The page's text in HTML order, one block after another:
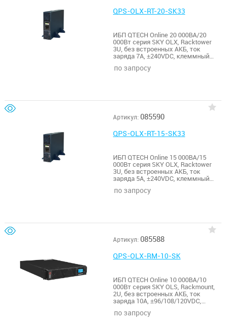
QPS-OLX-RT-20-SK33
ИБП QTECH Online 20 000ВА/20
000Вт серия SKY OLX, Racktower
3U, без встроенных АКБ, ток
заряда 7А, ±240VDC, клеммный
по запросу
Артикул: 085590
QPS-OLX-RT-15-SK33
ИБП QTECH Online 15 000ВА/15
000Вт серия SKY OLX, Racktower
3U, без встроенных АКБ, ток
заряда 5А, ±240VDC, клеммный
по запросу
Артикул: 085588
QPS-OLX-RM-10-SK
ИБП QTECH Online 10 000ВА/10
000Вт серия SKY OLS, Rackmount,
2U, без встроенных АКБ, ток
заряда 10А, ±96/108/120VDC,
SNMP slot
по запросу